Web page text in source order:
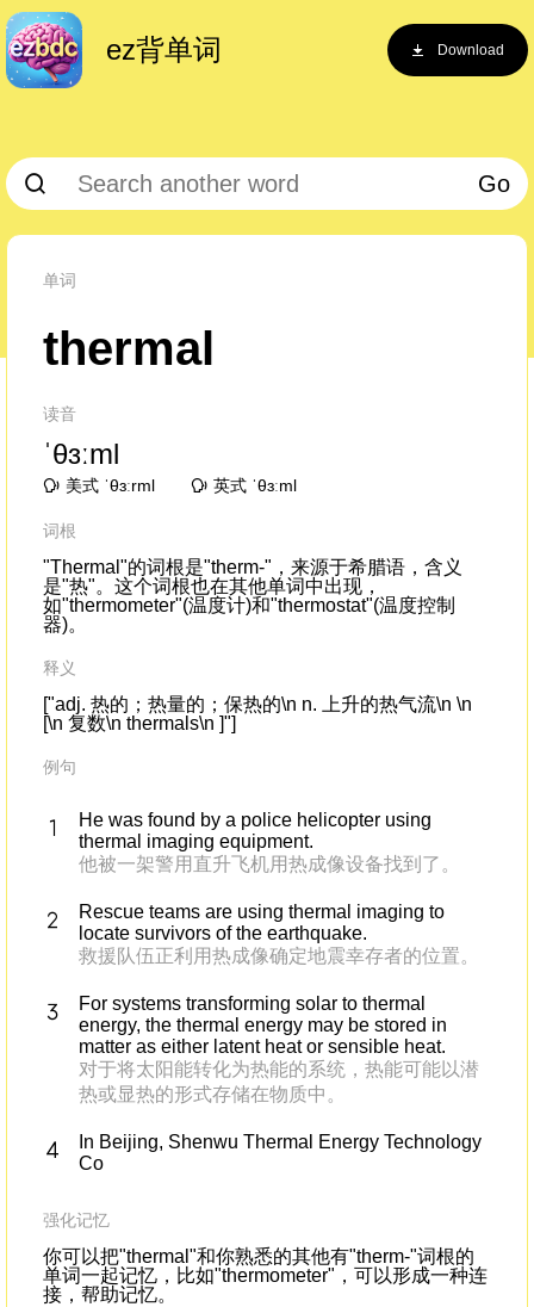
ez背单词 Download
Go
单词
thermal
读音
ˈθɜːml
美式 ˈθɜːrml 英式 ˈθɜːml
词根
"Thermal"的词根是"therm-"，来源于希腊语，含义
是"热"。这个词根也在其他单词中出现，
如"thermometer"(温度计)和"thermostat"(温度控制
器)。
释义
["adj. 热的；热量的；保热的\n n. 上升的热气流\n \n
[\n 复数\n thermals\n ]"]
例句
He was found by a police helicopter using
thermal imaging equipment.
他被一架警用直升飞机用热成像设备找到了。
Rescue teams are using thermal imaging to
locate survivors of the earthquake.
救援队伍正利用热成像确定地震幸存者的位置。
For systems transforming solar to thermal
energy, the thermal energy may be stored in
matter as either latent heat or sensible heat.
对于将太阳能转化为热能的系统，热能可能以潜
热或显热的形式存储在物质中。
In Beijing, Shenwu Thermal Energy Technology
Co
强化记忆
你可以把"thermal"和你熟悉的其他有"therm-"词根的
单词一起记忆，比如"thermometer"，可以形成一种连
接，帮助记忆。